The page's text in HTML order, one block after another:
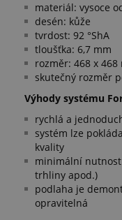
materiál: vysoce
desén: kůže
tvrdost: 92 °ShA
tloušťka: 6,7 mm
rozměr: 468 x 468
skutečný rozměr
Výhody systému
rychlá a
systém lze
kvality
minimální
trhliny apod.)
podlaha je
opravitelná